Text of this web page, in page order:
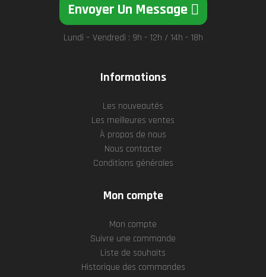
Envoyer Un Message
Lundi – Vendredi : 9h - 12h / 14h - 18h
Informations
Les nouveautés
Les meilleures ventes
À propos de nous
Nous contacter
Conditions générales
Mon compte
Mon compte
Suivre une commande
Liste de souhaits
Historique des commandes